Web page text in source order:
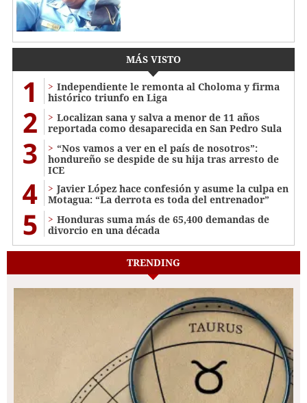
MÁS VISTO
1
Independiente le remonta al Choloma y firma
histórico triunfo en Liga
2
Localizan sana y salva a menor de 11 años
reportada como desaparecida en San Pedro Sula
3
“Nos vamos a ver en el país de nosotros”:
hondureño se despide de su hija tras arresto de
ICE
4
Javier López hace confesión y asume la culpa en
Motagua: “La derrota es toda del entrenador”
5
Honduras suma más de 65,400 demandas de
divorcio en una década
TRENDING